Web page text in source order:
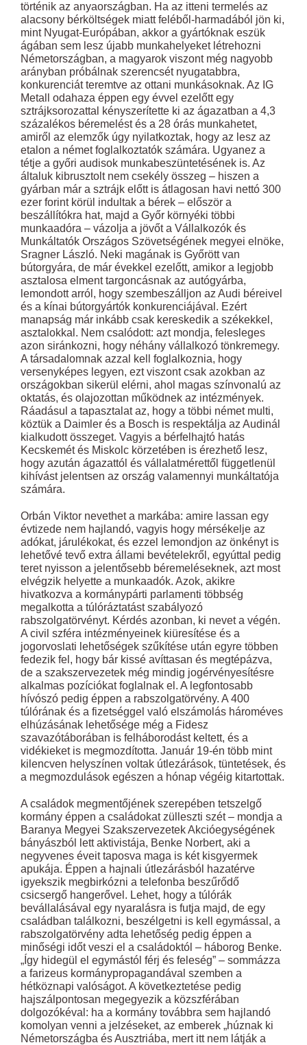
történik az anyaországban. Ha az itteni termelés az
alacsony bérköltségek miatt feléből-harmadából jön ki,
mint Nyugat-Európában, akkor a gyártóknak eszük
ágában sem lesz újabb munkahelyeket létrehozni
Németországban, a magyarok viszont még nagyobb
arányban próbálnak szerencsét nyugatabbra,
konkurenciát teremtve az ottani munkásoknak. Az IG
Metall odahaza éppen egy évvel ezelőtt egy
sztrájksorozattal kényszerítette ki az ágazatban a 4,3
százalékos béremelést és a 28 órás munkahetet,
amiről az elemzők úgy nyilatkoztak, hogy az lesz az
etalon a német foglalkoztatók számára. Ugyanez a
tétje a győri audisok munkabeszüntetésének is. Az
általuk kibrusztolt nem csekély összeg – hiszen a
gyárban már a sztrájk előtt is átlagosan havi nettó 300
ezer forint körül indultak a bérek – először a
beszállítókra hat, majd a Győr környéki többi
munkaadóra – vázolja a jövőt a Vállalkozók és
Munkáltatók Országos Szövetségének megyei elnöke,
Sragner László. Neki magának is Győrött van
bútorgyára, de már évekkel ezelőtt, amikor a legjobb
asztalosa elment targoncásnak az autógyárba,
lemondott arról, hogy szembeszálljon az Audi béreivel
és a kínai bútorgyártók konkurenciájával. Ezért
manapság már inkább csak kereskedik a székekkel,
asztalokkal. Nem csalódott: azt mondja, felesleges
azon siránkozni, hogy néhány vállalkozó tönkremegy.
A társadalomnak azzal kell foglalkoznia, hogy
versenyképes legyen, ezt viszont csak azokban az
országokban sikerül elérni, ahol magas színvonalú az
oktatás, és olajozottan működnek az intézmények.
Ráadásul a tapasztalat az, hogy a többi német multi,
köztük a Daimler és a Bosch is respektálja az Audinál
kialkudott összeget. Vagyis a bérfelhajtó hatás
Kecskemét és Miskolc körzetében is érezhető lesz,
hogy azután ágazattól és vállalatmérettől függetlenül
kihívást jelentsen az ország valamennyi munkáltatója
számára.
Orbán Viktor nevethet a markába: amire lassan egy
évtizede nem hajlandó, vagyis hogy mérsékelje az
adókat, járulékokat, és ezzel lemondjon az önkényt is
lehetővé tevő extra állami bevételekről, egyúttal pedig
teret nyisson a jelentősebb béremeléseknek, azt most
elvégzik helyette a munkaadók. Azok, akikre
hivatkozva a kormánypárti parlamenti többség
megalkotta a túlóráztatást szabályozó
rabszolgatörvényt. Kérdés azonban, ki nevet a végén.
A civil szféra intézményeinek kiüresítése és a
jogorvoslati lehetőségek szűkítése után egyre többen
fedezik fel, hogy bár kissé avíttasan és megtépázva,
de a szakszervezetek még mindig jogérvényesítésre
alkalmas pozíciókat foglalnak el. A legfontosabb
hívószó pedig éppen a rabszolgatörvény. A 400
túlórának és a fizetséggel való elszámolás hároméves
elhúzásának lehetősége még a Fidesz
szavazótáborában is felháborodást keltett, és a
vidékieket is megmozdította. Január 19-én több mint
kilencven helyszínen voltak útlezárások, tüntetések, és
a megmozdulások egészen a hónap végéig kitartottak.
A családok megmentőjének szerepében tetszelgő
kormány éppen a családokat zülleszti szét – mondja a
Baranya Megyei Szakszervezetek Akcióegységének
bányászból lett aktivistája, Benke Norbert, aki a
negyvenes éveit taposva maga is két kisgyermek
apukája. Éppen a hajnali útlezárásból hazatérve
igyekszik megbirkózni a telefonba beszűrődő
csicsergő hangerővel. Lehet, hogy a túlórák
bevállalásával egy nyaralásra is futja majd, de egy
családban találkozni, beszélgetni is kell egymással, a
rabszolgatörvény adta lehetőség pedig éppen a
minőségi időt veszi el a családoktól – háborog Benke.
„Így hidegül el egymástól férj és feleség” – sommázza
a farizeus kormánypropagandával szemben a
hétköznapi valóságot. A következtetése pedig
hajszálpontosan megegyezik a közszférában
dolgozókéval: ha a kormány továbbra sem hajlandó
komolyan venni a jelzéseket, az emberek „húznak ki
Németországba és Ausztriába, mert itt nem látják a